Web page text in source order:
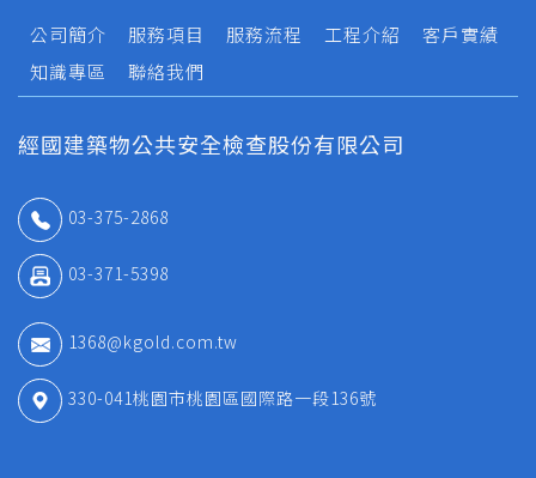
公司簡介 服務項目 服務流程 工程介紹
客戶實績
知識專區
聯絡我們
經國建築物公共安全檢查股份有限公司
03-375-2868
03-371-5398
1368@kgold.com.tw
330-041桃園市桃園區國際路一段136號